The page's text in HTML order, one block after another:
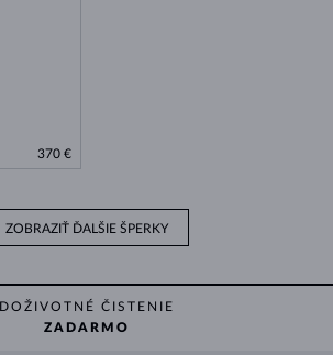
370 €
ZOBRAZIŤ ĎALŠIE ŠPERKY
DOŽIVOTNÉ ČISTENIE
ZADARMO